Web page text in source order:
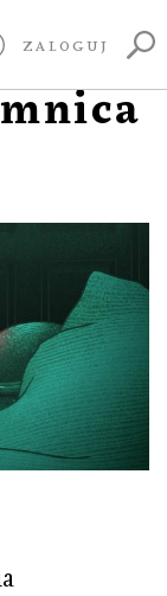
ZALOGUJ
5.